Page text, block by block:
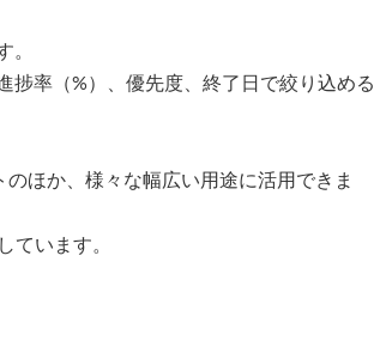
。
捗率（%）、優先度、終了日で絞り込める
ほか、様々な幅広い用途に活用できま
ています。